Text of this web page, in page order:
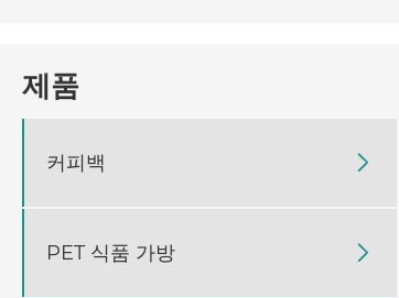
제품
커피백 
PET 식품 가방 